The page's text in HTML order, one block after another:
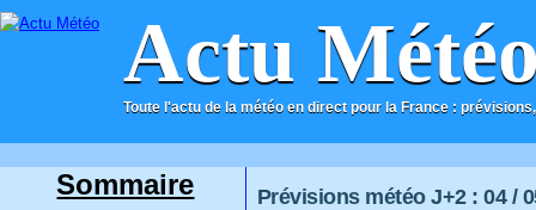
Actu
Toute l'actu de la météo en direct pour la France :
ACCUEIL CONTACT
Prévisions météo J+2 : 04 /
Sommaire